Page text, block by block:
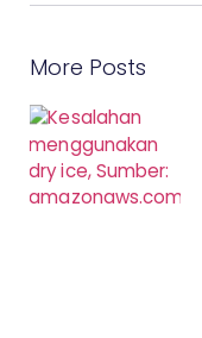
More Posts